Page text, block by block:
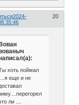
20
2024-
Вован
хоть поймал
....я еще и не
ли ....